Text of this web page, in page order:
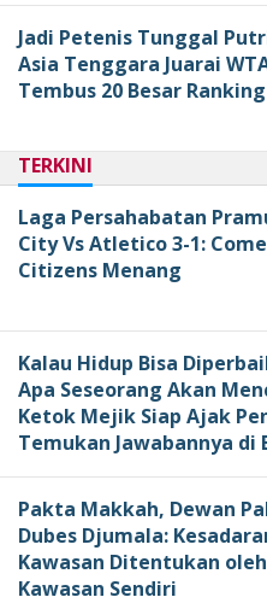
Jadi Petenis Tunggal
Asia Tenggara Juarai
Tembus 20 Besar
TERKINI
Laga Persahabatan
City Vs Atletico 3-1:
Citizens Menang
Kalau Hidup Bisa
Apa Seseorang Akan
Ketok Mejik Siap Ajak
Temukan Jawabannya di
Pakta Makkah, Dewan
Dubes Djumala:
Kawasan Ditentukan
Kawasan Sendiri